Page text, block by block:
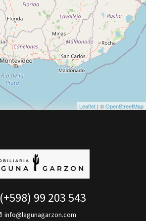
Leaflet | ©OpenStreetMap
(+598) 99 203 543
info@lagunagarzon.com